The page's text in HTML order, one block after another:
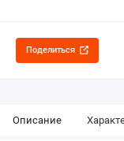
Поделиться
Описание